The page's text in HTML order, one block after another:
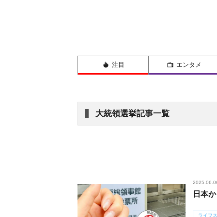
注目 エンタメ
大統領選挙記事一覧
日本
ライフ